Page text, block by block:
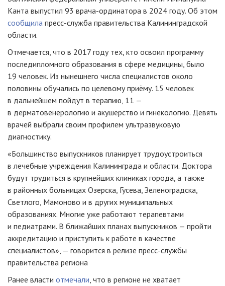
Канта выпустил 93 врача-ординатора в 2024 году. Об этом
сообщила пресс-служба правительства Калининградской
области.
Отмечается, что в 2017 году тех, кто освоил программу
последипломного образования в сфере медицины, было
19 человек. Из нынешнего числа специалистов около
половины обучались по целевому приёму. 15 человек
в дальнейшем пойдут в терапию, 11 —
в дерматовенерологию и акушерство и гинекологию. Девять
врачей выбрали своим профилем ультразвуковую
диагностику.
«Большинство выпускников планирует трудоустроиться
в лечебные учреждения Калининграда и области. Доктора
будут трудиться в крупнейших клиниках города, а также
в районных больницах Озерска, Гусева, Зеленоградска,
Светлого, Мамоново и в других муниципальных
образованиях. Многие уже работают терапевтами
и педиатрами. В ближайших планах выпускников — пройти
аккредитацию и приступить к работе в качестве
специалистов», — говорится в релизе пресс-службы
правительства региона
Ранее власти отмечали, что в регионе не хватает